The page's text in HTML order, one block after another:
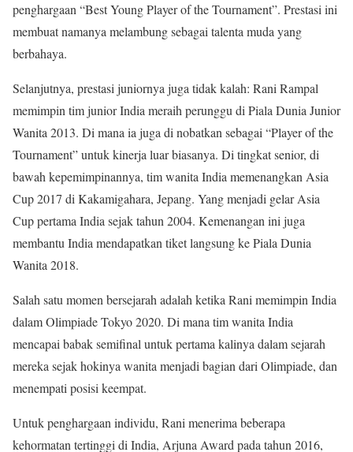
penghargaan “Best Young Player of the Tournament”. Prestasi ini
membuat namanya melambung sebagai talenta muda yang
berbahaya.
Selanjutnya, prestasi juniornya juga tidak kalah: Rani Rampal
memimpin tim junior India meraih perunggu di Piala Dunia Junior
Wanita 2013. Di mana ia juga di nobatkan sebagai “Player of the
Tournament” untuk kinerja luar biasanya. Di tingkat senior, di
bawah kepemimpinannya, tim wanita India memenangkan Asia
Cup 2017 di Kakamigahara, Jepang. Yang menjadi gelar Asia
Cup pertama India sejak tahun 2004. Kemenangan ini juga
membantu India mendapatkan tiket langsung ke Piala Dunia
Wanita 2018.
Salah satu momen bersejarah adalah ketika Rani memimpin India
dalam Olimpiade Tokyo 2020. Di mana tim wanita India
mencapai babak semifinal untuk pertama kalinya dalam sejarah
mereka sejak hokinya wanita menjadi bagian dari Olimpiade, dan
menempati posisi keempat.
Untuk penghargaan individu, Rani menerima beberapa
kehormatan tertinggi di India, Arjuna Award pada tahun 2016,